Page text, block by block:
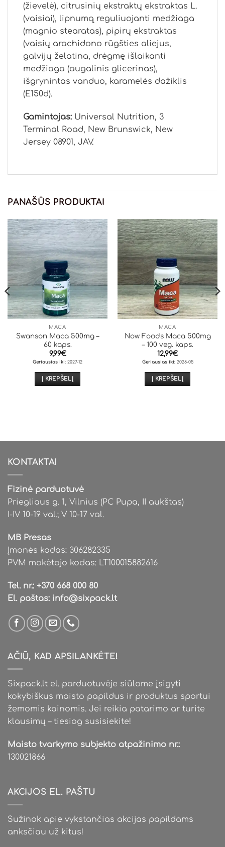
(žievelė), citrusinių ekstraktų ekstraktas L.
(vaisiai), lipnumą reguliuojanti medžiaga
(magnio stearatas), pipirų ekstraktas
(vaisių arachidono rūgšties aliejus,
galvijų želatina, drėgmę išlaikanti
medžiaga (augalinis glicerinas),
išgrynintas vanduo, karamelės dažiklis
(E150d).
Gamintojas: Universal Nutrition, 3
Terminal Road, New Brunswick, New
Jersey 08901, JAV.
PANAŠŪS PRODUKTAI
MACA
Swanson Maca 500mg –
60 kaps.
9,99€
Geriausias iki: 2027-12
Į KREPŠELĮ
MACA
Now Foods Maca 500mg
– 100 veg. kaps.
12,99€
Geriausias iki: 2028-05
Į KREPŠELĮ
KONTAKTAI
Fizinė parduotuvė
Priegliaus g. 1, Vilnius (PC Pupa, II aukštas)
I-IV 10-19 val.; V 10-17 val.
MB Presas
Įmonės kodas: 306282335
PVM mokėtojo kodas: LT100015882616
Tel. nr.: +370 668 000 80
El. paštas: info@sixpack.lt
AČIŪ, KAD APSILANKĖTE!
Sixpack.lt el. parduotuvėje siūlome įsigyti
kokybiškus maisto papildus ir produktus sportui
žemomis kainomis. Jei reikia patarimo ar turite
klausimų – tiesiog susisiekite!
Maisto tvarkymo subjekto atpažinimo nr.:
130021866
AKCIJOS EL. PAŠTU
Sužinok apie vykstančias akcijas papildams
anksčiau už kitus!